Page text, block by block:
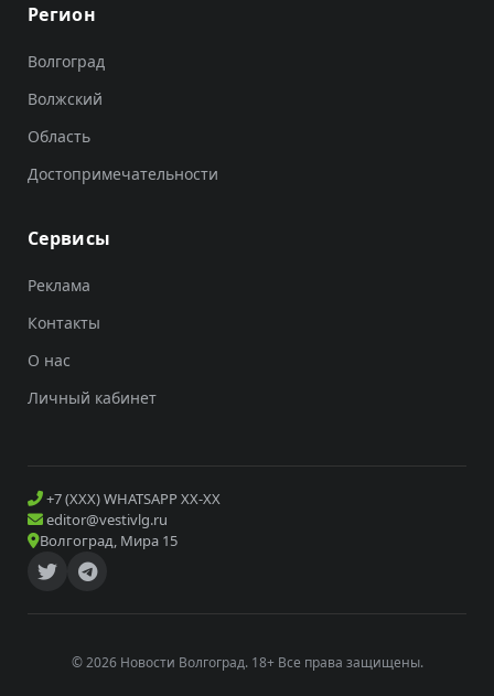
Регион
Волгоград
Волжский
Область
Достопримечательности
Сервисы
Реклама
Контакты
О нас
Личный кабинет
+7 (XXX) WHATSAPP XX-XX
editor@vestivlg.ru
Волгоград, Мира 15
© 2026 Новости Волгоград. 18+ Все права защищены.